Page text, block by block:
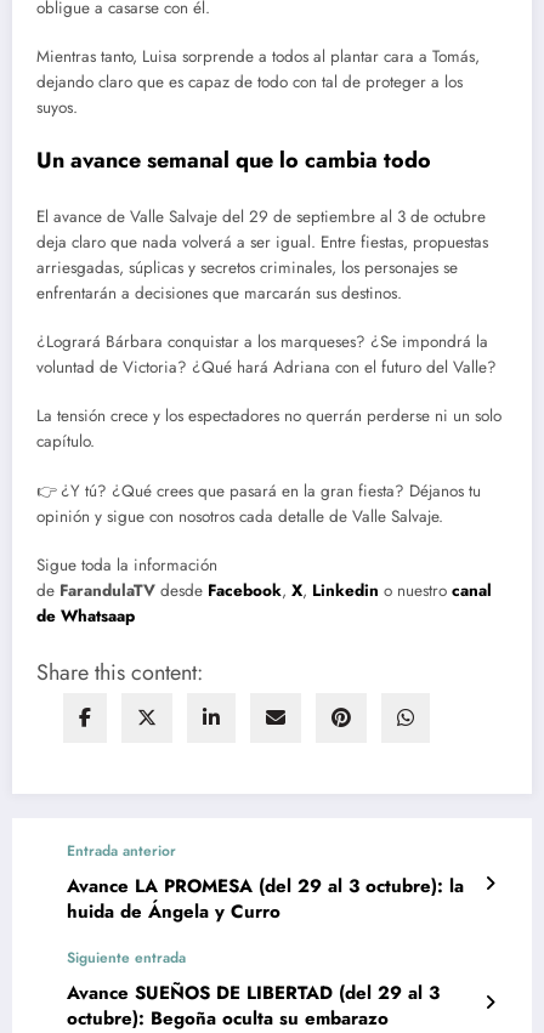
obligue a casarse con él.
Mientras tanto, Luisa sorprende a todos al plantar cara a Tomás,
dejando claro que es capaz de todo con tal de proteger a los
suyos.
Un avance semanal que lo cambia todo
El avance de Valle Salvaje del 29 de septiembre al 3 de octubre
deja claro que nada volverá a ser igual. Entre fiestas, propuestas
arriesgadas, súplicas y secretos criminales, los personajes se
enfrentarán a decisiones que marcarán sus destinos.
¿Logrará Bárbara conquistar a los marqueses? ¿Se impondrá la
voluntad de Victoria? ¿Qué hará Adriana con el futuro del Valle?
La tensión crece y los espectadores no querrán perderse ni un solo
capítulo.
👉 ¿Y tú? ¿Qué crees que pasará en la gran fiesta? Déjanos tu
opinión y sigue con nosotros cada detalle de Valle Salvaje.
Sigue toda la información
de FarandulaTV desde Facebook, X, Linkedin o nuestro canal
de Whatsaap
Share this content:
Entrada anterior
Avance LA PROMESA (del 29 al 3 octubre): la
huida de Ángela y Curro
Siguiente entrada
Avance SUEÑOS DE LIBERTAD (del 29 al 3
octubre): Begoña oculta su embarazo